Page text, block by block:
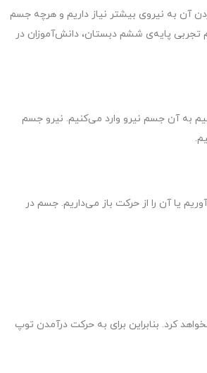
آن به نیروی بیشتر نیاز داریم و هرچه جسم
تجربی پایه‌ی ششم دبستان، دانش‌آموزان در
به آن جسم نیرو وارد می‌کنیم. نیرو جسم
یا آن را از حرکت باز می‌داریم. جسم در
کرد. بنابراین برای به حرکت درآمدن توپ